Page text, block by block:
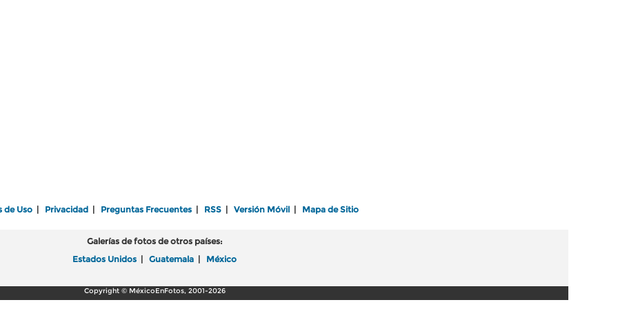
de Uso Privacidad Preguntas Frecuentes RSS Versión Móvil Mapa de Sitio
Galerías de fotos de otros países:
Estados Unidos
Guatemala México
Copyright © MéxicoEnFotos, 2001-2026